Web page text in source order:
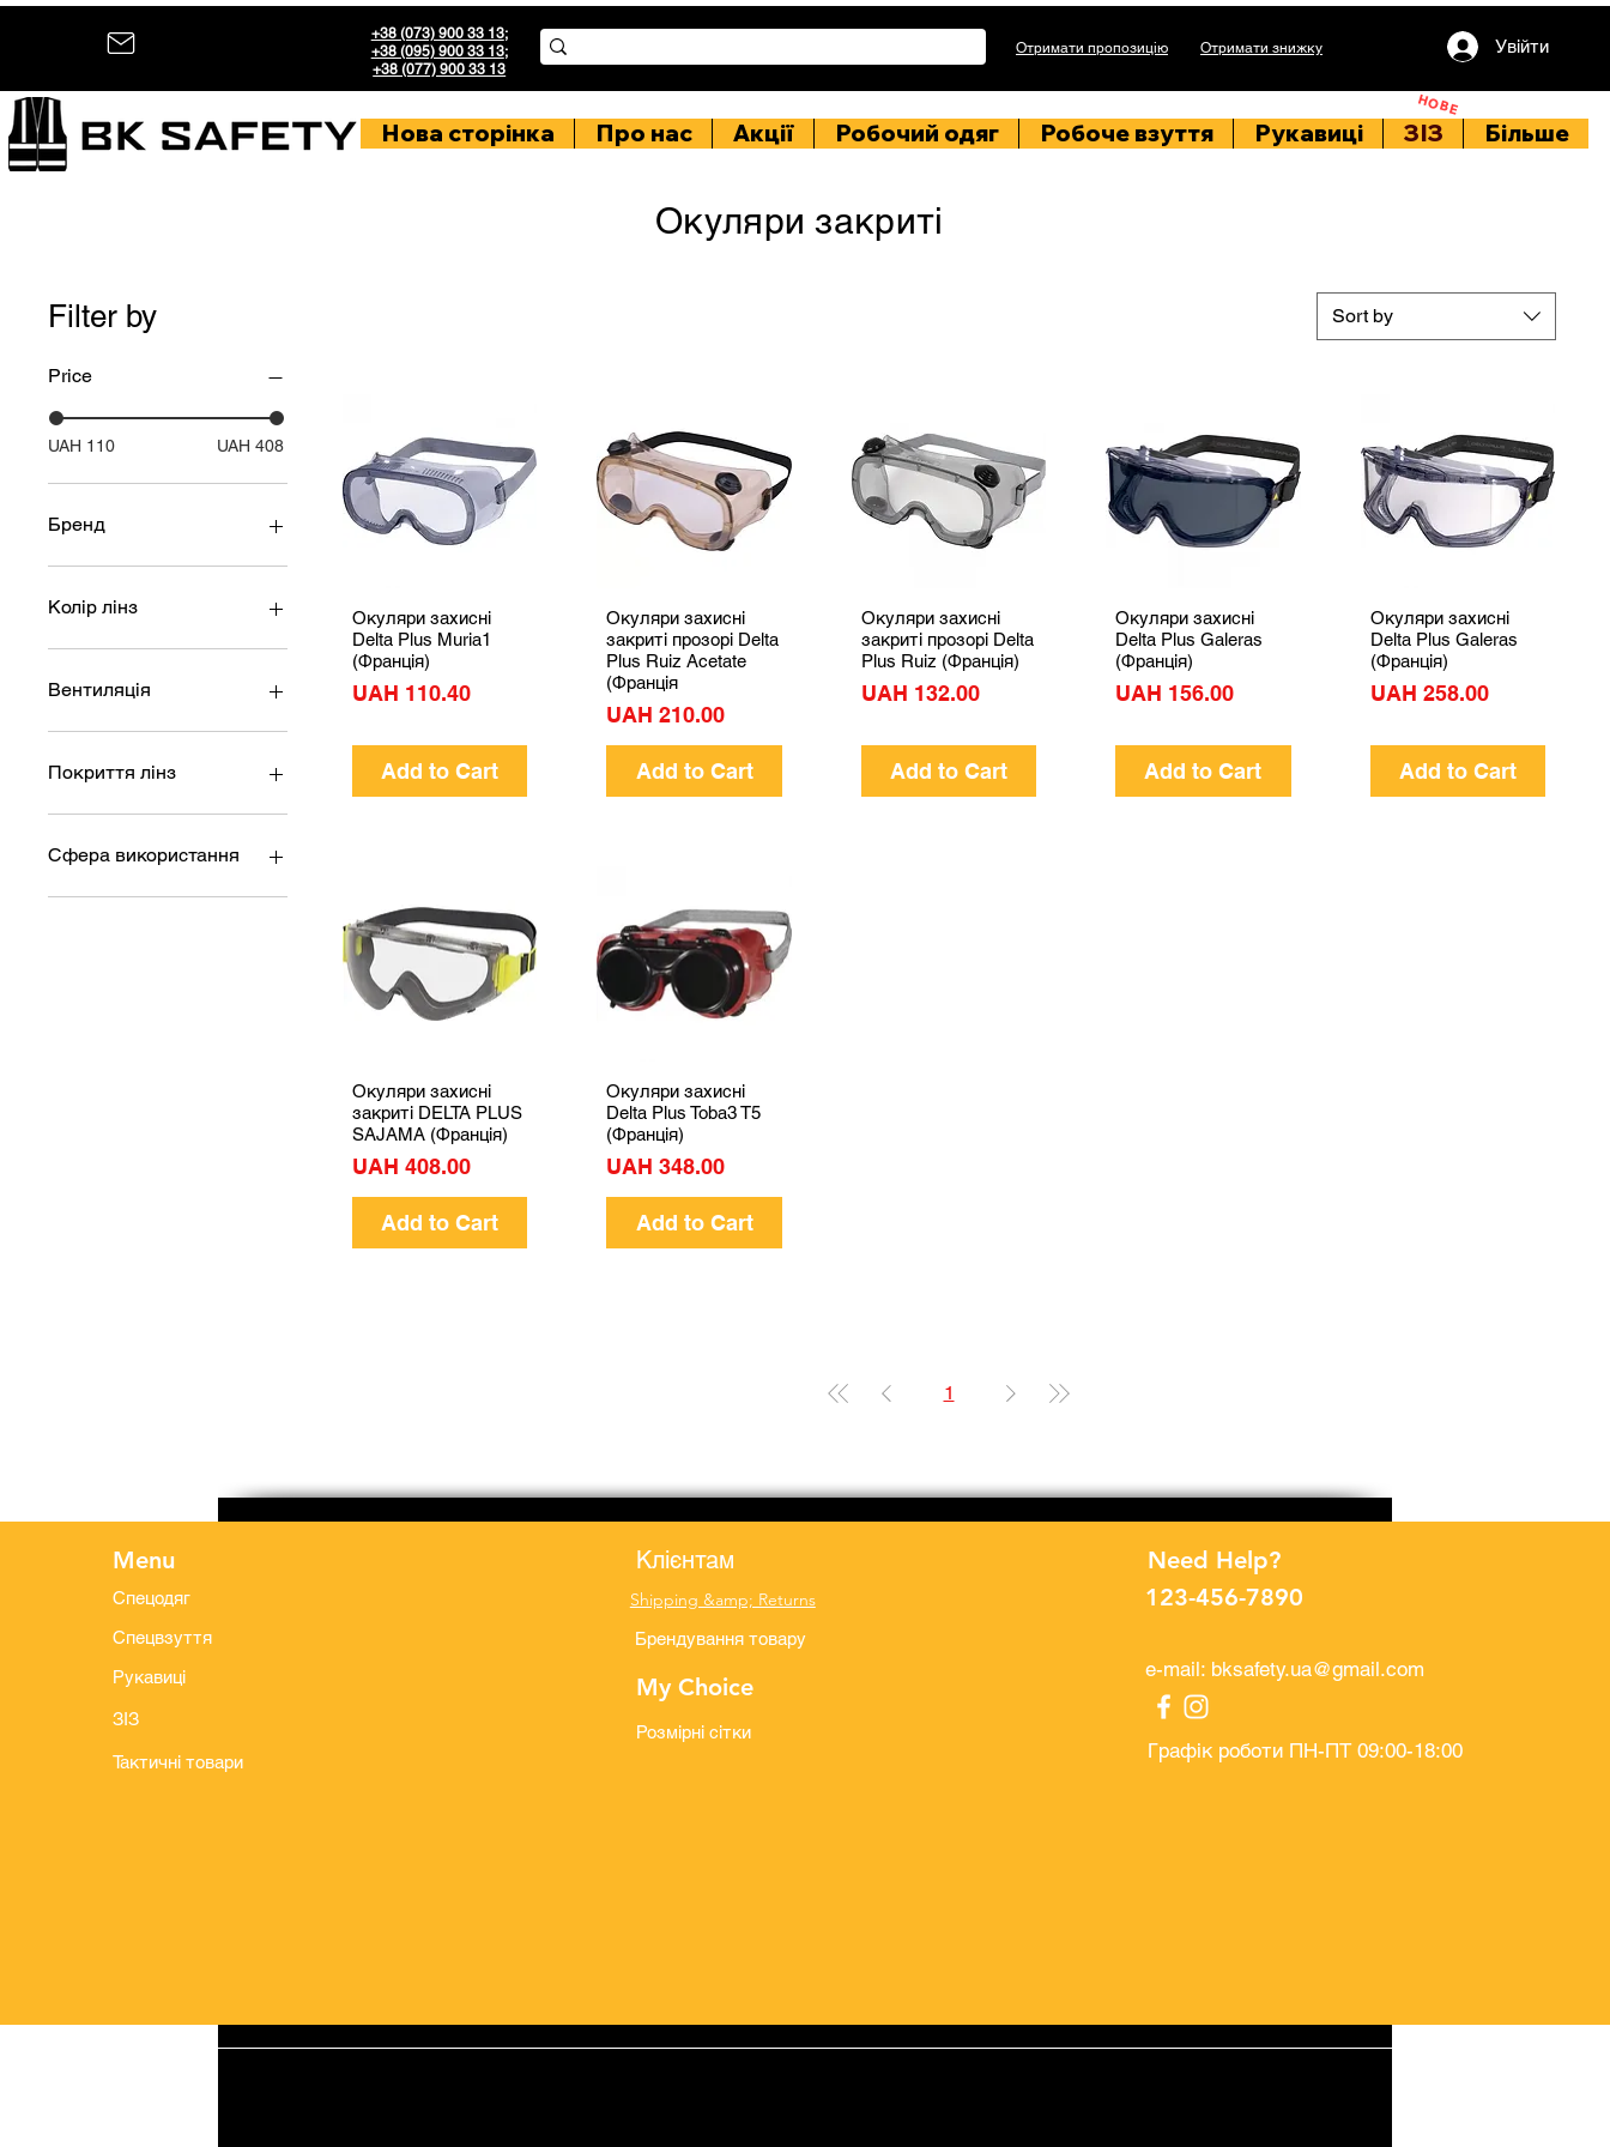
+38 (073) 900 33 13;
+38 (095) 900 33 13;
+38 (077) 900 33 13
Отримати пропозицію Отримати знижку Увійти
НОВЕ
Нова сторінка Про нас Акції Робочий одяг Робоче взуття Рукавиці ЗІЗ Більше
Окуляри закриті
Filter by
Price
UAH 110 UAH 408
Бренд
Delta Plus (Франція)
Колір лінз
Затемнені
Прозорі
Вентиляція
Непряма
Пряма
Покриття лінз
Захист від УФ
випромінювання
Сфера використання
Виробництво
Sort by
Quick View
Окуляри захисні
Delta Plus Muria1
(Франція)
Price
UAH 110.40
Add to Cart
Quick View
Окуляри захисні
закриті прозорі Delta
Plus Ruiz Acetate
(Франція
Price
UAH 210.00
Add to Cart
Quick View
Окуляри захисні
закриті прозорі Delta
Plus Ruiz (Франція)
Price
UAH 132.00
Add to Cart
Quick View
Окуляри захисні
Delta Plus Galeras
(Франція)
Price
UAH 156.00
Add to Cart
Quick View
Окуляри захисні
Delta Plus Galeras
(Франція)
Price
UAH 258.00
Add to Cart
Quick View
Окуляри захисні
закриті DELTA PLUS
SAJAMA (Франція)
Price
UAH 408.00
Add to Cart
Quick View
Окуляри захисні
Delta Plus Toba3 T5
(Франція)
Price
UAH 348.00
Add to Cart
1
Menu
Спецодяг
Спецвзуття
Рукавиці
ЗІЗ
Тактичні товари
Клієнтам
Shipping &amp; Returns
Брендування товару
My Choice
Розмірні сітки
Need Help?
123-456-7890
e-mail: bksafety.ua@gmail.com
Графік роботи ПН-ПТ 09:00-18:00